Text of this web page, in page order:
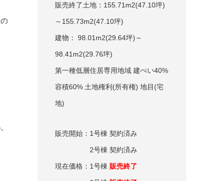
販売終了土地：155.71m2(47.10坪)
～155.73m2(47.10坪)
建物： 98.01m2(29.64坪)～
98.41m2(29.76坪)
第一種低層住居専用地域 建ぺい40%
容積60% 土地権利(所有権) 地目(宅
地)
販売開始：1号棟 契約済み
2号棟 契約済み
現在価格：1号棟 販売終了
。